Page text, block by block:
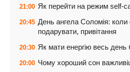
21:00 Як перейти на режим self-
20:45 День ангела Соломія:
подарувати, привітання
20:30 Як мати енергію весь день
20:00 Чому хороший сон